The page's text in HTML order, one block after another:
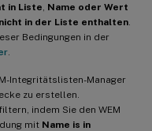
in Liste Name oder Wert
in der Liste enthalten
Bedingungen in der
Integritätslisten-Manager
zu erstellen.
indem Sie den WEM
mit Name is in